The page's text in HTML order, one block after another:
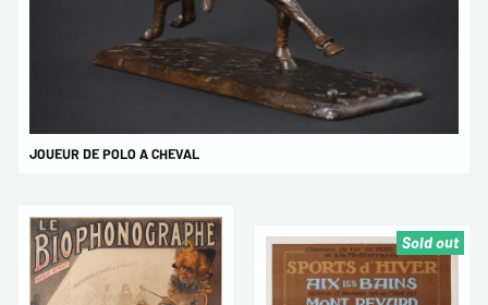
JOUEUR DE POLO A CHEVAL
Sold out